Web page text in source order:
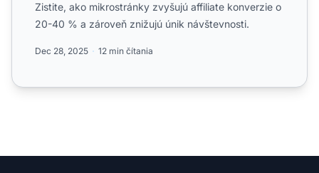
Zistite, ako mikrostránky zvyšujú affiliate konverzie o
20-40 % a zároveň znižujú únik návštevnosti.
Dec 28, 2025 12 min čítania